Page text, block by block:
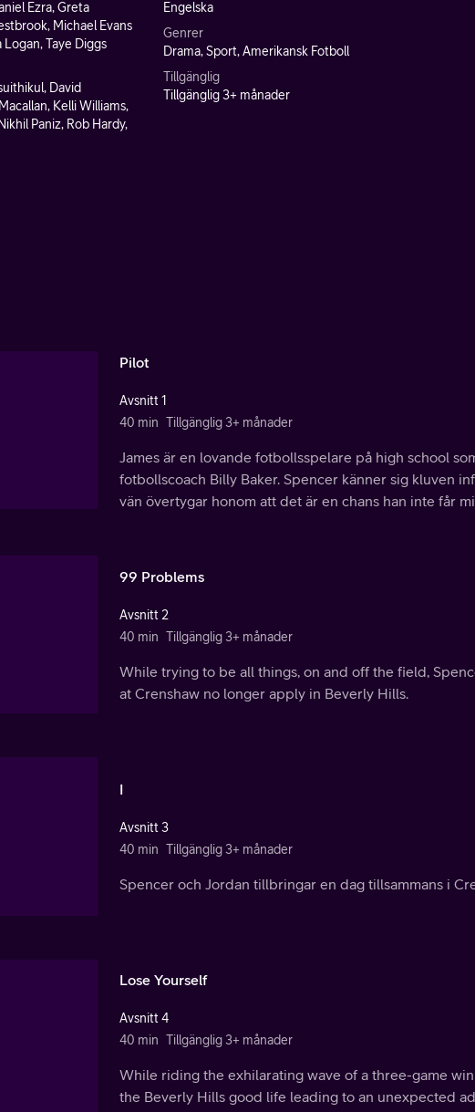
Ezra, Greta
Michael Evans
Taye Diggs
David
Kelli Williams,
Paniz, Rob Hardy,
Engelska
Genrer
Drama, Sport, Amerikansk Fotboll
Tillgänglig
Tillgänglig 3+ månader
Pilot
Avsnitt 1
40 min Tillgänglig 3+ månader
James är en lovande fotbollsspelare på high school
fotbollscoach Billy Baker. Spencer känner sig kluven
vän övertygar honom att det är en chans han inte får
99 Problems
Avsnitt 2
40 min Tillgänglig 3+ månader
While trying to be all things, on and off the field,
at Crenshaw no longer apply in Beverly Hills.
I
Avsnitt 3
40 min Tillgänglig 3+ månader
Spencer och Jordan tillbringar en dag tillsammans i
Lose Yourself
Avsnitt 4
40 min Tillgänglig 3+ månader
While riding the exhilarating wave of a three-game
the Beverly Hills good life leading to an unexpected